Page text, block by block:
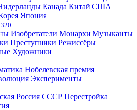
Канада Китай США
Япония
Изобретатели Монархи Музыканты
Преступники Режиссёры
Художники
Нобелевская премия
Эксперименты
Россия СССР Перестройка